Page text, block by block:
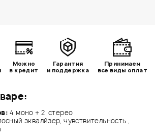
4 моно + 2 стерео
эквалйзер, чувствительность ,
Можно
в кредит
Гарантия
и поддержка
Принимаем
все виды оплат